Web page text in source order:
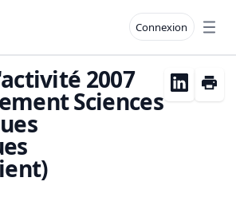
Connexion
2007
Sciences